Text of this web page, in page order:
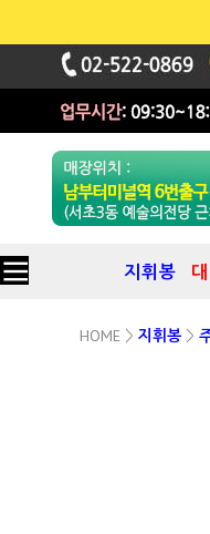
지휘봉
HOME > 지휘봉 >